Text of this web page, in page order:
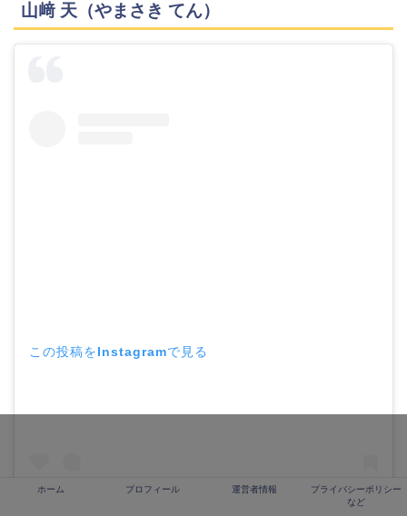
山﨑 天（やまさき てん）
この投稿をInstagramで見る
ホーム プロフィール 運営者情報
プライバシーポリシー
など